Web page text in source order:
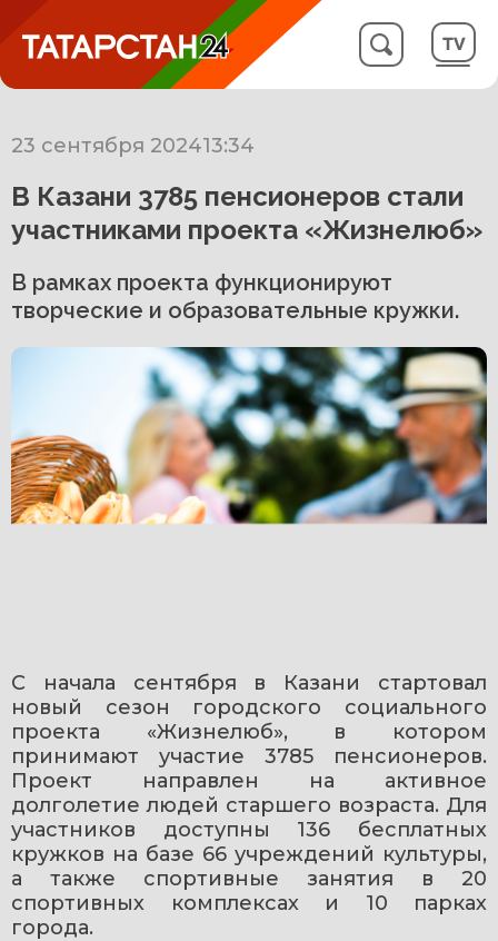
23 сентября 202413:34
В Казани 3785 пенсионеров стали
участниками проекта «Жизнелюб»
В рамках проекта функционируют
творческие и образовательные кружки.
С начала сентября в Казани стартовал
новый сезон городского социального
проекта «Жизнелюб», в котором
принимают участие 3785 пенсионеров.
Проект направлен на активное
долголетие людей старшего возраста. Для
участников доступны 136 бесплатных
кружков на базе 66 учреждений культуры,
а также спортивные занятия в 20
спортивных комплексах и 10 парках
города.